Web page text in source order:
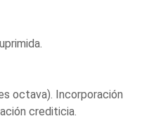
octava). Incorporación
crediticia.